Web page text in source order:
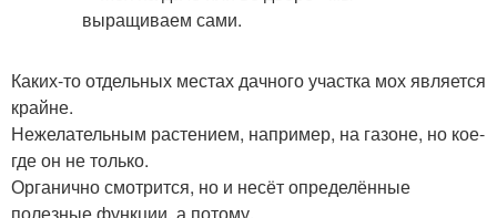
Каких-то отдельных местах дачного участка мох является
крайне.
Нежелательным растением, например, на газоне, но кое-
где он не только.
Органично смотрится, но и несёт определённые